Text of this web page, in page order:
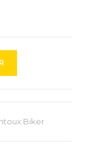
Biker